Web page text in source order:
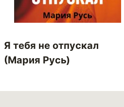
Я тебя не отпускал
(Мария Русь)